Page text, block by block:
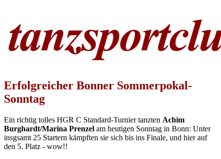
Erfolgreicher Bonner Sommerpokal-
Sonntag
Ein richtig tolles HGR C Standard-Turnier tanzten Achim
Burghardt/Marina Prenzel am heutigen Sonntag in Bonn: Unter
insgsamt 25 Startern kämpften sie sich bis ins Finale, und hier auf
den 5. Platz - wow!!